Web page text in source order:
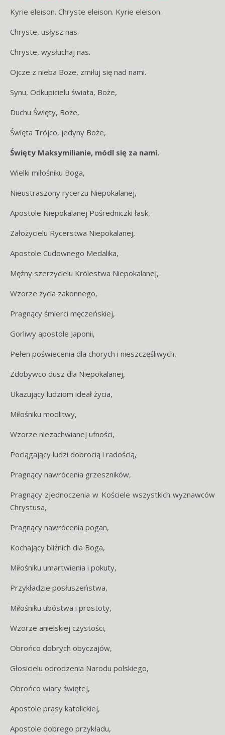
Kyrie eleison. Chryste eleison. Kyrie eleison.
Chryste, usłysz nas.
Chryste, wysłuchaj nas.
Ojcze z nieba Boże, zmiłuj się nad nami.
Synu, Odkupicielu świata, Boże,
Duchu Święty, Boże,
Święta Trójco, jedyny Boże,
Święty Maksymilianie, módl się za nami.
Wielki miłośniku Boga,
Nieustraszony rycerzu Niepokalanej,
Apostole Niepokalanej Pośredniczki łask,
Założycielu Rycerstwa Niepokalanej,
Apostole Cudownego Medalika,
Mężny szerzycielu Królestwa Niepokalanej,
Wzorze życia zakonnego,
Pragnący śmierci męczeńskiej,
Gorliwy apostole Japonii,
Pełen poświecenia dla chorych i nieszczęśliwych,
Zdobywco dusz dla Niepokalanej,
Ukazujący ludziom ideał życia,
Miłośniku modlitwy,
Wzorze niezachwianej ufności,
Pociągający ludzi dobrocią i radością,
Pragnący nawrócenia grzeszników,
Pragnący zjednoczenia w Kościele wszystkich wyznawców
Chrystusa,
Pragnący nawrócenia pogan,
Kochający bliźnich dla Boga,
Miłośniku umartwienia i pokuty,
Przykładzie posłuszeństwa,
Miłośniku ubóstwa i prostoty,
Wzorze anielskiej czystości,
Obrońco dobrych obyczajów,
Głosicielu odrodzenia Narodu polskiego,
Obrońco wiary świętej,
Apostole prasy katolickiej,
Apostole dobrego przykładu,